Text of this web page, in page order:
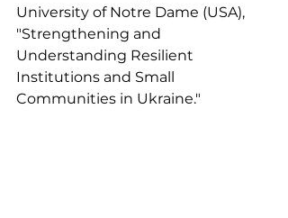
University of Notre Dame (USA),
"Strengthening and
Understanding Resilient
Institutions and Small
Communities in Ukraine."